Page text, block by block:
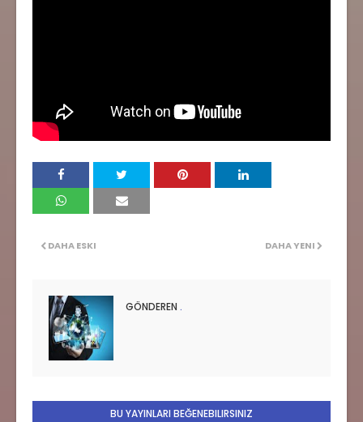
DAHA YENI
DAHA ESKI
GÖNDEREN .
BU YAYINLARI BEĞENEBILIRSINIZ